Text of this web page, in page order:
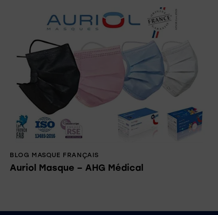
BLOG MASQUE FRANÇAIS
Auriol Masque – AHG Médical